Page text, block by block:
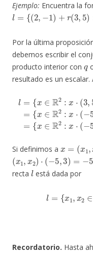
Ejemplo: Encuentra la
l={(2,−1)+r(3,5):r∈R}
Por la última
debemos escribir el
producto interior con
q
resultado es un
l= ∈ 2 :x⋅( ⊥= (
(− 3 2 −1 x∈
Si definimos a
1
(x 1,x2)⋅(−5 ,3)=− 5x1+
recta
l
está dada por
l 1
Recordatorio. Hasta